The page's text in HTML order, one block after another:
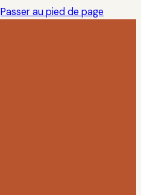
Passer au pied de page